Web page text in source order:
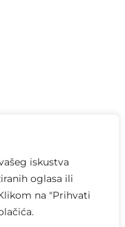
iskustva
oglasa ili
na "Prihvati